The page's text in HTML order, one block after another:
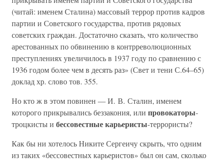
(читай: именем Сталина) массовый террор против кадров
партии и Советского государства, против рядовых
советских граждан. Достаточно сказать, что количество
арестованных по обвинению в контрреволюционных
преступлениях увеличилось в 1937 году по сравнению с
1936 годом более чем в десять раз» (Свет и тени С.64–65)
доклад хр. слово тов. 355.
Но кто ж в этом повинен — И. В. Сталин, именем
которого прикрывались беззакония, или провокаторы-
троцкисты и бессовестные карьеристы-террористы?
Как бы ни хотелось Никите Сергеичу скрыть, что одним
из таких «бессовестных карьеристов» был он сам, сколько